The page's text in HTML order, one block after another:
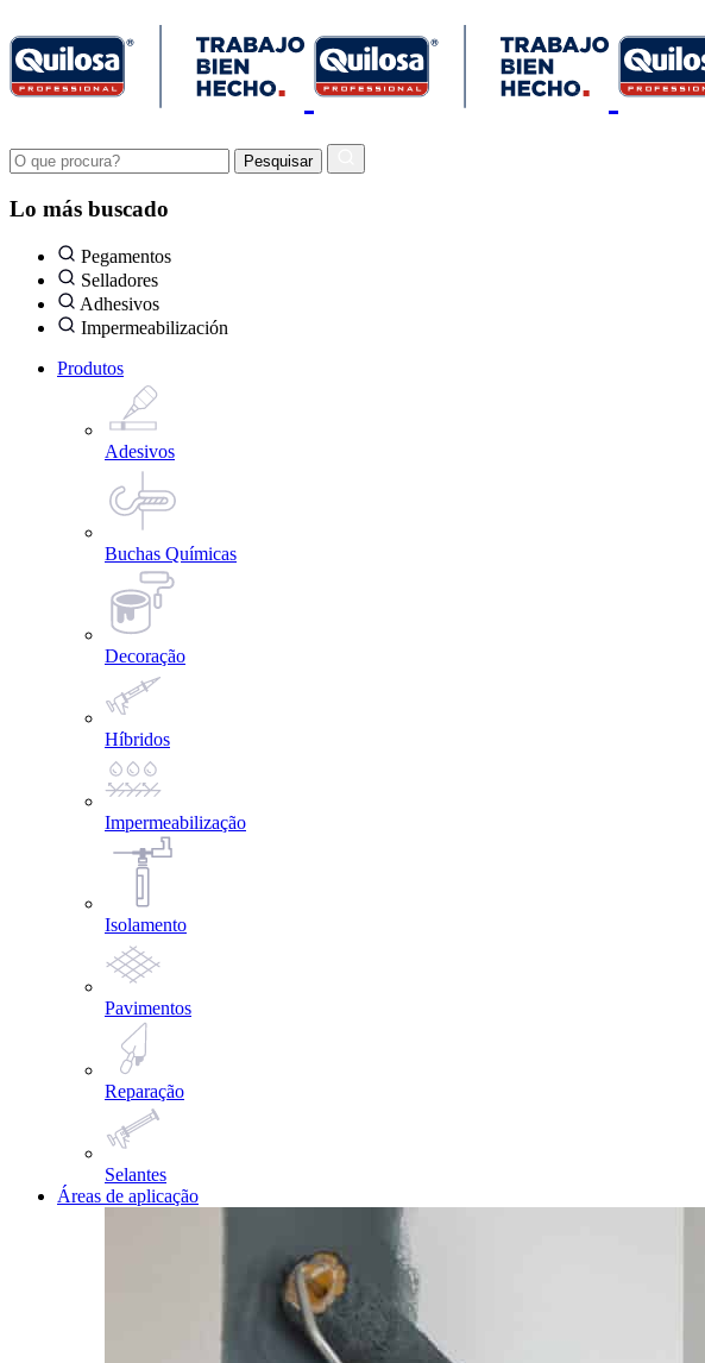
Lo más buscado
Pegamentos
Selladores
Adhesivos
Impermeabilización
Produtos
Adesivos
Buchas Químicas
Decoração
Híbridos
Impermeabilização
Isolamento
Pavimentos
Reparação
Selantes
Áreas de aplicação